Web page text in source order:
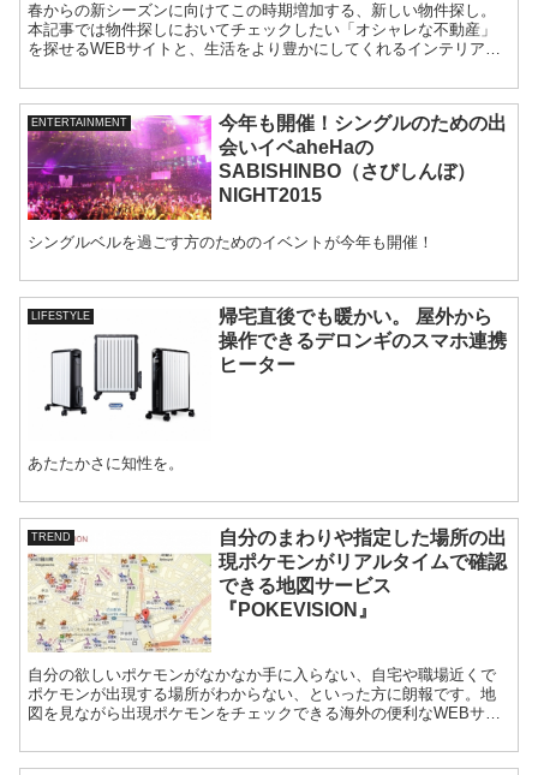
春からの新シーズンに向けてこの時期増加する、新しい物件探し。
本記事では物件探しにおいてチェックしたい「オシャレな不動産」
を探せるWEBサイトと、生活をより豊かにしてくれるインテリア情
ENTERTAINMENT
今年も開催！シングルのための出
会いイベaheHaの
SABISHINBO（さびしんぼ）
NIGHT2015
シングルベルを過ごす方のためのイベントが今年も開催！
LIFESTYLE
帰宅直後でも暖かい。 屋外から
操作できるデロンギのスマホ連携
ヒーター
あたたかさに知性を。
TREND
自分のまわりや指定した場所の出
現ポケモンがリアルタイムで確認
できる地図サービス
『POKEVISION』
自分の欲しいポケモンがなかなか手に入らない、自宅や職場近くで
ポケモンが出現する場所がわからない、といった方に朗報です。地
図を見ながら出現ポケモンをチェックできる海外の便利なWEBサー